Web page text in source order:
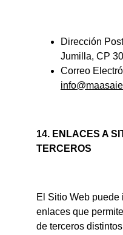
Dirección
Jumilla, CP
Correo
14. ENLACES A
TERCEROS
El Sitio Web
enlaces que
de terceros